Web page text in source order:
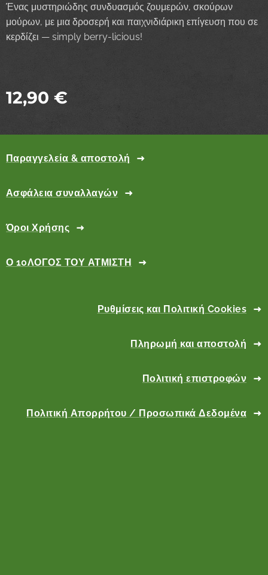
Ένας μυστηριώδης συνδυασμός ζουμερών, σκούρων
μούρων, με μια δροσερή και παιχνιδιάρικη επίγευση που σε
κερδίζει — simply berry-licious!
12,90 €
Παραγγελεία & αποστολή
Ασφάλεια συναλλαγών
Όροι Χρήσης
Ο 10ΛΟΓΟΣ ΤΟΥ ΑΤΜΙΣΤΗ
Ρυθμίσεις και Πολιτική Cookies
Πληρωμή και αποστολή
Πολιτική επιστροφών
Πολιτική Απορρήτου / Προσωπικά Δεδομένα